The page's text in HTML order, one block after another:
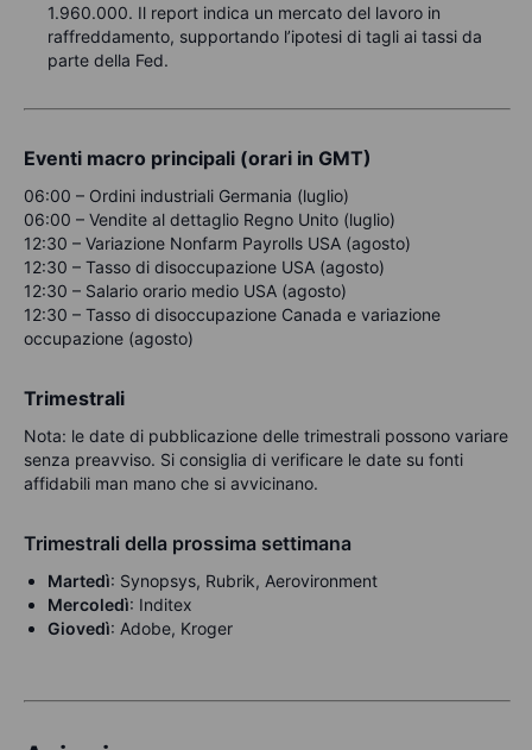
1.960.000. Il report indica un mercato del lavoro in
raffreddamento, supportando l’ipotesi di tagli ai tassi da
parte della Fed.
Eventi macro principali (orari in GMT)
06:00 – Ordini industriali Germania (luglio)
06:00 – Vendite al dettaglio Regno Unito (luglio)
12:30 – Variazione Nonfarm Payrolls USA (agosto)
12:30 – Tasso di disoccupazione USA (agosto)
12:30 – Salario orario medio USA (agosto)
12:30 – Tasso di disoccupazione Canada e variazione
occupazione (agosto)
Trimestrali
Nota: le date di pubblicazione delle trimestrali possono variare
senza preavviso. Si consiglia di verificare le date su fonti
affidabili man mano che si avvicinano.
Trimestrali della prossima settimana
Martedì: Synopsys, Rubrik, Aerovironment
Mercoledì: Inditex
Giovedì: Adobe, Kroger